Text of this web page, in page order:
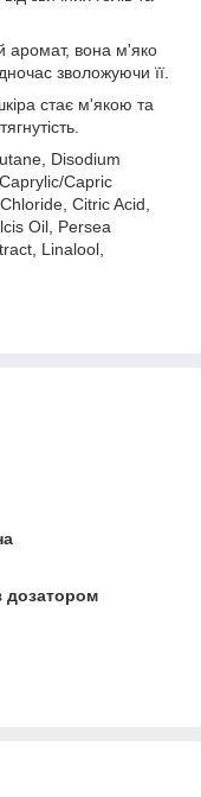
аромат, вона м'яко
зволожуючи її.
стає м'якою та
Disodium
Capric
Citric Acid,
Oil, Persea
Linalool,
дозатором